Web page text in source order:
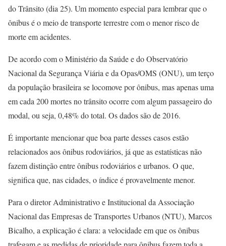
do Trânsito (dia 25). Um momento especial para lembrar que o
ônibus é o meio de transporte terrestre com o menor risco de
morte em acidentes.
De acordo com o Ministério da Saúde e do Observatório
Nacional da Segurança Viária e da Opas/OMS (ONU), um terço
da população brasileira se locomove por ônibus, mas apenas uma
em cada 200 mortes no trânsito ocorre com algum passageiro do
modal, ou seja, 0,48% do total. Os dados são de 2016.
É importante mencionar que boa parte desses casos estão
relacionados aos ônibus rodoviários, já que as estatísticas não
fazem distinção entre ônibus rodoviários e urbanos. O que,
significa que, nas cidades, o índice é provavelmente menor.
Para o diretor Administrativo e Institucional da Associação
Nacional das Empresas de Transportes Urbanos (NTU), Marcos
Bicalho, a explicação é clara: a velocidade em que os ônibus